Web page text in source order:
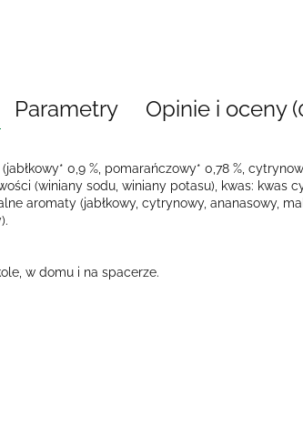
Parametry Opinie i oceny
0,9 %, pomarańczowy* 0,78 %,
(winiany sodu, winiany potasu), kwas: kwas
aromaty (jabłkowy, cytrynowy, ananasowy,
w domu i na spacerze.